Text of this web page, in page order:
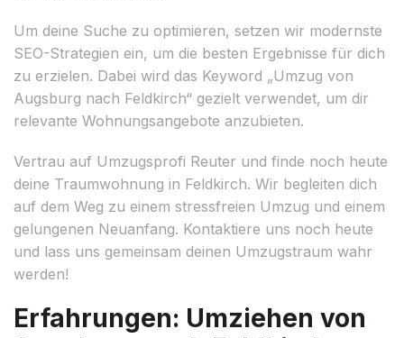
Um deine Suche zu optimieren, setzen wir modernste
SEO-Strategien ein, um die besten Ergebnisse für dich
zu erzielen. Dabei wird das Keyword „Umzug von
Augsburg nach Feldkirch“ gezielt verwendet, um dir
relevante Wohnungsangebote anzubieten.
Vertrau auf Umzugsprofi Reuter und finde noch heute
deine Traumwohnung in Feldkirch. Wir begleiten dich
auf dem Weg zu einem stressfreien Umzug und einem
gelungenen Neuanfang. Kontaktiere uns noch heute
und lass uns gemeinsam deinen Umzugstraum wahr
werden!
Erfahrungen: Umziehen von